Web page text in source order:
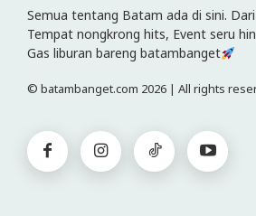
Semua tentang Batam ada di sini.
Tempat nongkrong hits, Event seru
Gas liburan bareng batambanget
© batambanget.com 2026 | All rights